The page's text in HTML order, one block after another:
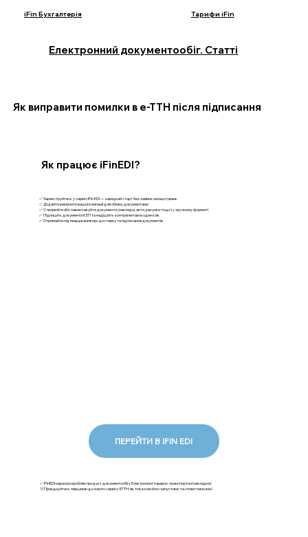
iFin Бухгалтерія Тарифи iFin
Електронний документообіг. Статті
Як виправити помилки в е-ТТН після підписання
✅ Зареєструйтесь у сервісі iFin EDI — швидкий старт без зайвих налаштувань
✅ Додайте реквізити вашої компанії для обміну документами
✅ Створюйте або завантажуйте документи (накладні, акти, рахунки тощо) у зручному форматі
✅ Підпишіть документи КЕП та надішліть контрагентам в один клік
✅ Отримайте підтвердження про доставку та підписання документів
Як працює iFinEDI?
ПЕРЕЙТИ В IFIN EDI
✅ iFinEDI наразі розробляє продукт документообігу Електронної товарно-транспортної накладної.
💡Приєднуйтесь першими до нового сервісу ЕТТН: як тільки ми його запустимо та сповістимо вас!